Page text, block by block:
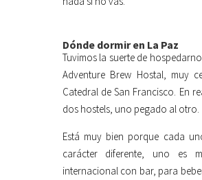
Dónde dormir en La Paz
Tuvimos la suerte de
Adventure Brew Hostal, muy
Catedral de San Francisco. En
dos hostels, uno pegado al otro.
Está muy bien porque cada
carácter diferente, uno es
internacional con bar, para